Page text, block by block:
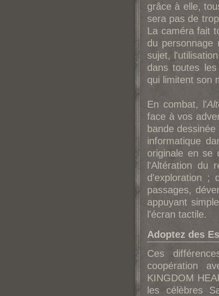
grâce à elle,
sera pas de
La caméra fait
du
sujet,
dans toutes
qui limitent son
En combat, l'
face à vos
bande
informatique
originale en se
l'Altération du
d'exploration ;
passages,
appuyant
l'écran tactile.
Adoptez des
Ces
coopération
KINGDOM
les célèbres